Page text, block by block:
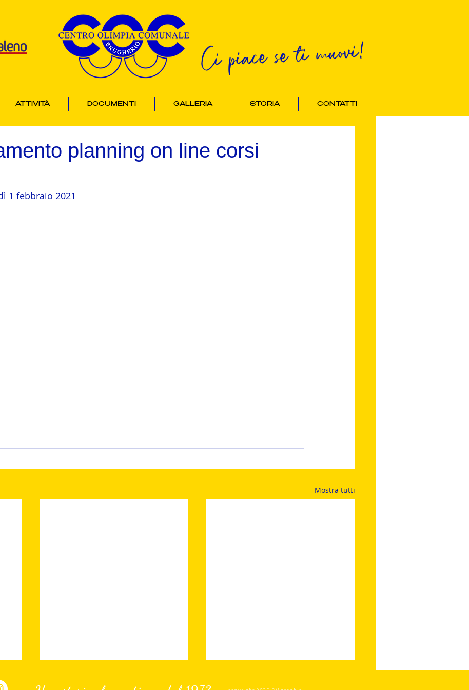
Ci piace se ti muovi!
ATTIVITÀ DOCUMENTI GALLERIA STORIA CONTATTI
planning on line corsi
1 febbraio 2021
Mostra tutti